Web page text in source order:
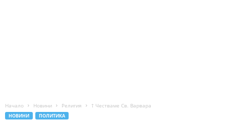
Начало Новини Религия † Честваме Св. Варвара
НОВИНИ ПОЛИТИКА